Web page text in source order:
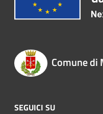
Comune di
SEGUICI SU